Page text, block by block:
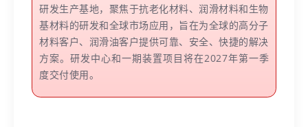
研发生产基地，聚焦于抗老化材料、润滑材料和生物
基材料的研发和全球市场应用，旨在为全球的高分子
材料客户、润滑油客户提供可靠、安全、快捷的解决
方案。研发中心和一期装置项目‌将在2027年第一季
度交付使用。